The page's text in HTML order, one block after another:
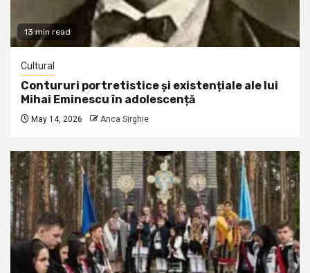
13 min read
Cultural
Contururi portretistice și existențiale ale lui
Mihai Eminescu în adolescență
May 14, 2026 Anca Sirghie